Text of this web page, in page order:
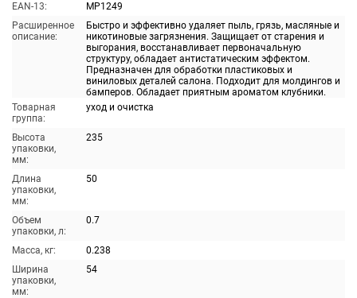
EAN-13:
MP1249
Расширенное
описание:
Быстро и эффективно удаляет пыль, грязь, масляные и
никотиновые загрязнения. Защищает от старения и
выгорания, восстанавливает первоначальную
структуру, обладает антистатическим эффектом.
Предназначен для обработки пластиковых и
виниловых деталей салона. Подходит для молдингов и
бамперов. Обладает приятным ароматом клубники.
Товарная
группа:
уход и очистка
Высота
упаковки,
мм:
235
Длина
упаковки,
мм:
50
Объем
упаковки, л:
0.7
Масса, кг:
0.238
Ширина
упаковки,
мм:
54